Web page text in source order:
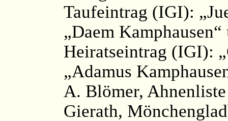
Taufeintrag (IGI):
„Daem
Heiratseintrag (IGI):
„Adamus
A. Blömer,
Gierath,